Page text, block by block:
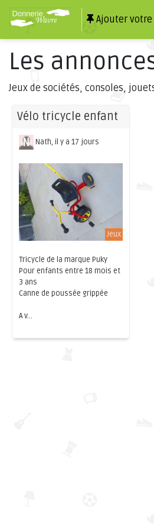
Ajouter votre
Les
Jeux de sociétés, consoles,
Vélo tricycle enfant
Nath, il y a 17 jours
Jeux
Tricycle de la marque Puky
Pour enfants entre 18 mois et
3 ans
Canne de poussée grippée
A v...